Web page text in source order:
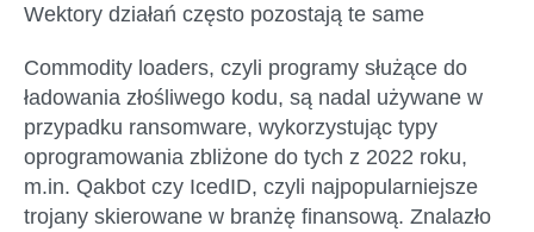
Wektory działań często pozostają te same
Commodity loaders, czyli programy służące do
ładowania złośliwego kodu, są nadal używane w
przypadku ransomware, wykorzystując typy
oprogramowania zbliżone do tych z 2022 roku,
m.in. Qakbot czy IcedID, czyli najpopularniejsze
trojany skierowane w branżę finansową. Znalazło